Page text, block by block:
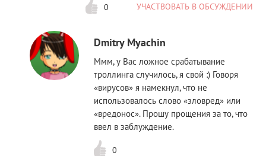
0 УЧАСТВОВАТЬ В ОБСУЖДЕНИИ
Dmitry Myachin
Ммм, у Вас ложное срабатывание
троллинга случилось, я свой :) Говоря
«вирусов» я намекнул, что не
использовалось слово «зловред» или
«вредонос». Прошу прощения за то, что
ввел в заблуждение.
0